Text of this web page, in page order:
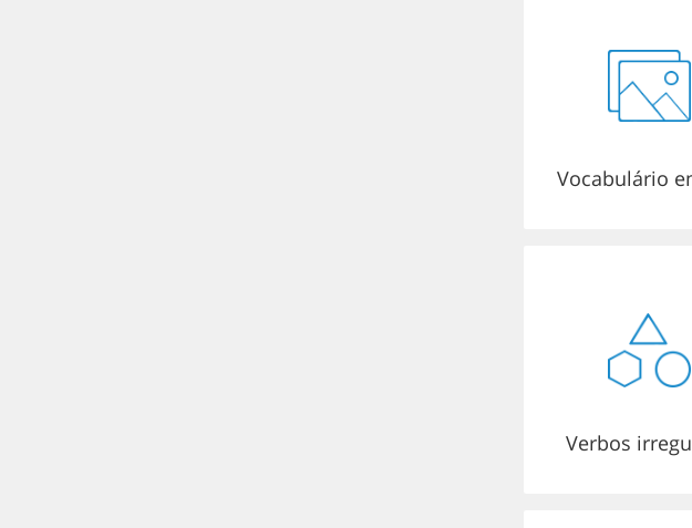
Vocabulário
Verbos